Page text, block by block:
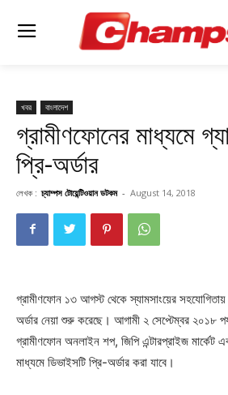
খবর বাংলাদেশ
গ্রামীণফোনের মাধ্যমে
প্রি-অর্ডার
লেখক : চ্যাম্পস টোয়েন্টিওয়ান ডটকম - August 14, 2018
গ্রামীণফোন ১৩ আগস্ট থেকে স্যামসাংয়ের সহযোগিতায়
অর্ডার নেয়া শুরু করেছে। আগামী ২ সেপ্টেম্বর ২০১৮
গ্রামীণফোন অনলাইন শপ, জিপি এন্টারপ্রাইজ মার্কেট
মাধ্যমে ডিভাইসটি প্রি-অর্ডার করা যাবে।